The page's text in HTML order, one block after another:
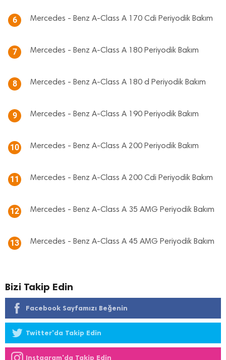
6 Mercedes - Benz A-Class A 170 Cdi Periyodik Bakım
7 Mercedes - Benz A-Class A 180 Periyodik Bakım
8 Mercedes - Benz A-Class A 180 d Periyodik Bakım
9 Mercedes - Benz A-Class A 190 Periyodik Bakım
10 Mercedes - Benz A-Class A 200 Periyodik Bakım
11 Mercedes - Benz A-Class A 200 Cdi Periyodik Bakım
12 Mercedes - Benz A-Class A 35 AMG Periyodik Bakım
13 Mercedes - Benz A-Class A 45 AMG Periyodik Bakım
Bizi Takip Edin
Facebook Sayfamızı Beğenin
Twitter'da Takip Edin
Instagram'da Takip Edin